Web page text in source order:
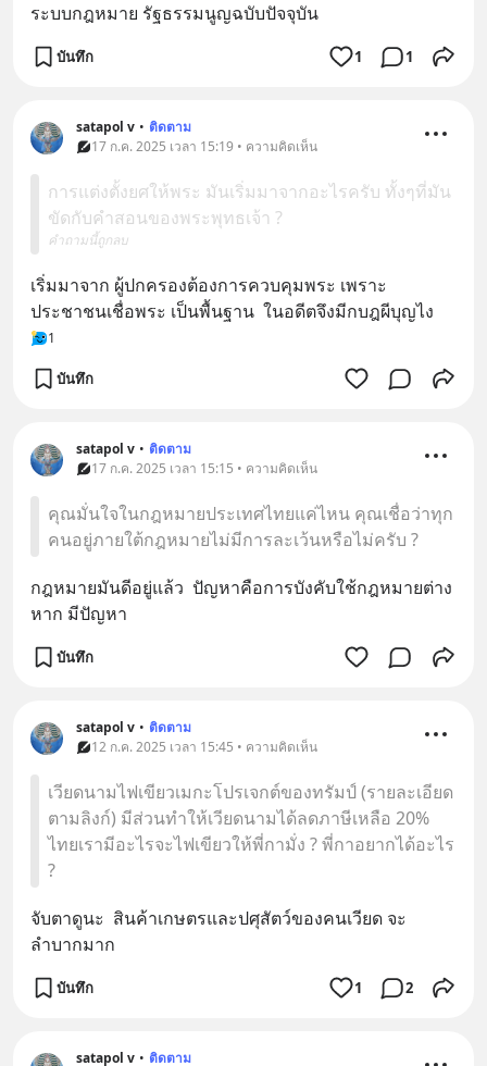
ระบบกฎหมาย​ รัฐธรรมนูญฉบับปัจจุบัน
บันทึก 1 1
satapol​ v • ติดตาม
17 ก.ค. 2025 เวลา 15:19 • ความคิดเห็น
การแต่งตั้งยศให้พระ มันเริ่มมาจากอะไรครับ ทั้งๆที่มัน
ขัดกับคำสอนของพระพุทธเจ้า ?
คำถามนี้ถูกลบ
เริ่มมาจาก​ ผู้ปกครองต้องการควบคุมพระ​ เพราะ
ประชาชนเชื่อพระ​ เป็นพื้นฐาน​  ในอดีตจึงมีกบฎผีบุญไง​
1
บันทึก
satapol​ v • ติดตาม
17 ก.ค. 2025 เวลา 15:15 • ความคิดเห็น
คุณมั่นใจในกฎหมายประเทศไทยแค่ไหน คุณเชื่อว่าทุก
คนอยู่ภายใต้กฎหมายไม่มีการละเว้นหรือไม่ครับ ?
กฎหมายมันดีอยู่แล้ว​  ปัญหาคือ​การบังคับใช้กฎหมายต่าง
หาก​ มีปัญหา​
บันทึก
satapol​ v • ติดตาม
12 ก.ค. 2025 เวลา 15:45 • ความคิดเห็น
เวียดนามไฟเขียวเมกะโปรเจกต์ของทรัมป์ (รายละเอียด
ตามลิงก์) มีส่วนทำให้เวียดนามได้ลดภาษีเหลือ 20%
ไทยเรามีอะไรจะไฟเขียวให้พี่กามั่ง ? พี่กาอยากได้อะไร
?
จ​ับตาดูนะ​  สินค้าเกษตรและปศุสัตว์ของคนเวียด​ จะ
ลำบากมาก​
บันทึก 1 2
satapol​ v • ติดตาม